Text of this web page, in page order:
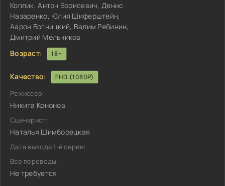
Коплик, Антон Борисевич, Денис
Назаренко, Юлия Шиферштейн,
Аарон Богницкий, Вадим Рябинин,
Дмитрий Мельников
Возраст:
18+
Качество: FHD (1080P)
Режиссер:
Никита Кононов
Сценарист:
Наталья Шимборецкая
Дата выхода 1-й серии:
Все переводы:
Не требуется